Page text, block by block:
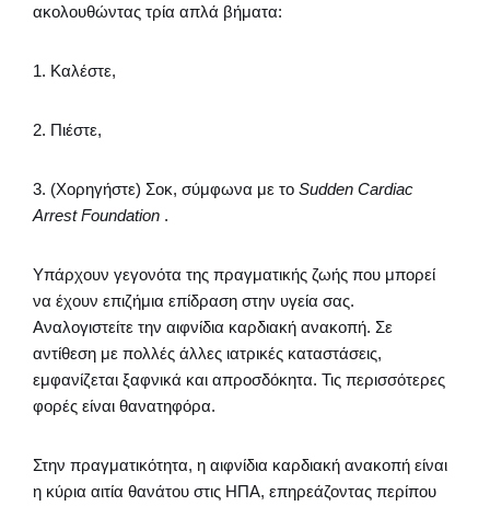
ακολουθώντας τρία απλά βήματα:
1. Καλέστε,
2. Πιέστε,
3. (Χορηγήστε) Σοκ, σύμφωνα με το Sudden Cardiac
Arrest Foundation .
Υπάρχουν γεγονότα της πραγματικής ζωής που μπορεί
να έχουν επιζήμια επίδραση στην υγεία σας.
Αναλογιστείτε την αιφνίδια καρδιακή ανακοπή. Σε
αντίθεση με πολλές άλλες ιατρικές καταστάσεις,
εμφανίζεται ξαφνικά και απροσδόκητα. Τις περισσότερες
φορές είναι θανατηφόρα.
Στην πραγματικότητα, η αιφνίδια καρδιακή ανακοπή είναι
η κύρια αιτία θανάτου στις ΗΠΑ, επηρεάζοντας περίπου